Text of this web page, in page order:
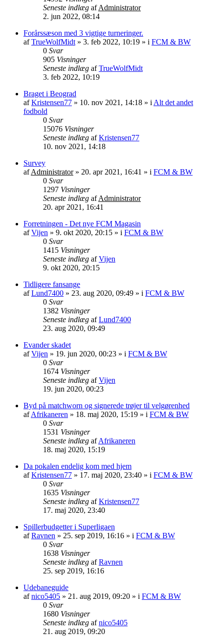
Seneste indlæg afAdministrator
2. jun 2022, 08:14
Forårssæson med 3 vigtige turneringer.
afTrueWolfMidt » 3. feb 2022, 10:19 » i FCM & BW
0 Svar
905 Visninger
Seneste indlæg afTrueWolfMidt
3. feb 2022, 10:19
Braget i Beograd
afKristensen77 » 10. nov 2021, 14:18 » i Alt det andet
fodbold
0 Svar
15076 Visninger
Seneste indlæg afKristensen77
10. nov 2021, 14:18
Survey
afAdministrator» 20. apr 2021, 16:41 » i FCM & BW
0 Svar
1297 Visninger
Seneste indlæg afAdministrator
20. apr 2021, 16:41
Forretningen - Det nye FCM Magasin
afVijen » 9. okt 2020, 20:15 » i FCM & BW
0 Svar
1415 Visninger
Seneste indlæg afVijen
9. okt 2020, 20:15
Tidligere fansange
afLund7400 » 23. aug 2020, 09:49 » i FCM & BW
0 Svar
1382 Visninger
Seneste indlæg afLund7400
23. aug 2020, 09:49
Evander skadet
afVijen » 19. jun 2020, 00:23 » i FCM & BW
0 Svar
1674 Visninger
Seneste indlæg afVijen
19. jun 2020, 00:23
Byd på matchworn og signerede trøjer til velgørenhed
afAfrikaneren » 18. maj 2020, 15:19 » i FCM & BW
0 Svar
1531 Visninger
Seneste indlæg afAfrikaneren
18. maj 2020, 15:19
Da pokalen endelig kom med hjem
afKristensen77 » 17. maj 2020, 23:40 » i FCM & BW
0 Svar
1635 Visninger
Seneste indlæg afKristensen77
17. maj 2020, 23:40
Spillerbudgetter i Superligaen
afRavnen » 25. sep 2019, 16:16 » i FCM & BW
0 Svar
1638 Visninger
Seneste indlæg afRavnen
25. sep 2019, 16:16
Udebaneguide
afnico5405 » 21. aug 2019, 09:20 » i FCM & BW
0 Svar
1680 Visninger
Seneste indlæg afnico5405
21. aug 2019, 09:20